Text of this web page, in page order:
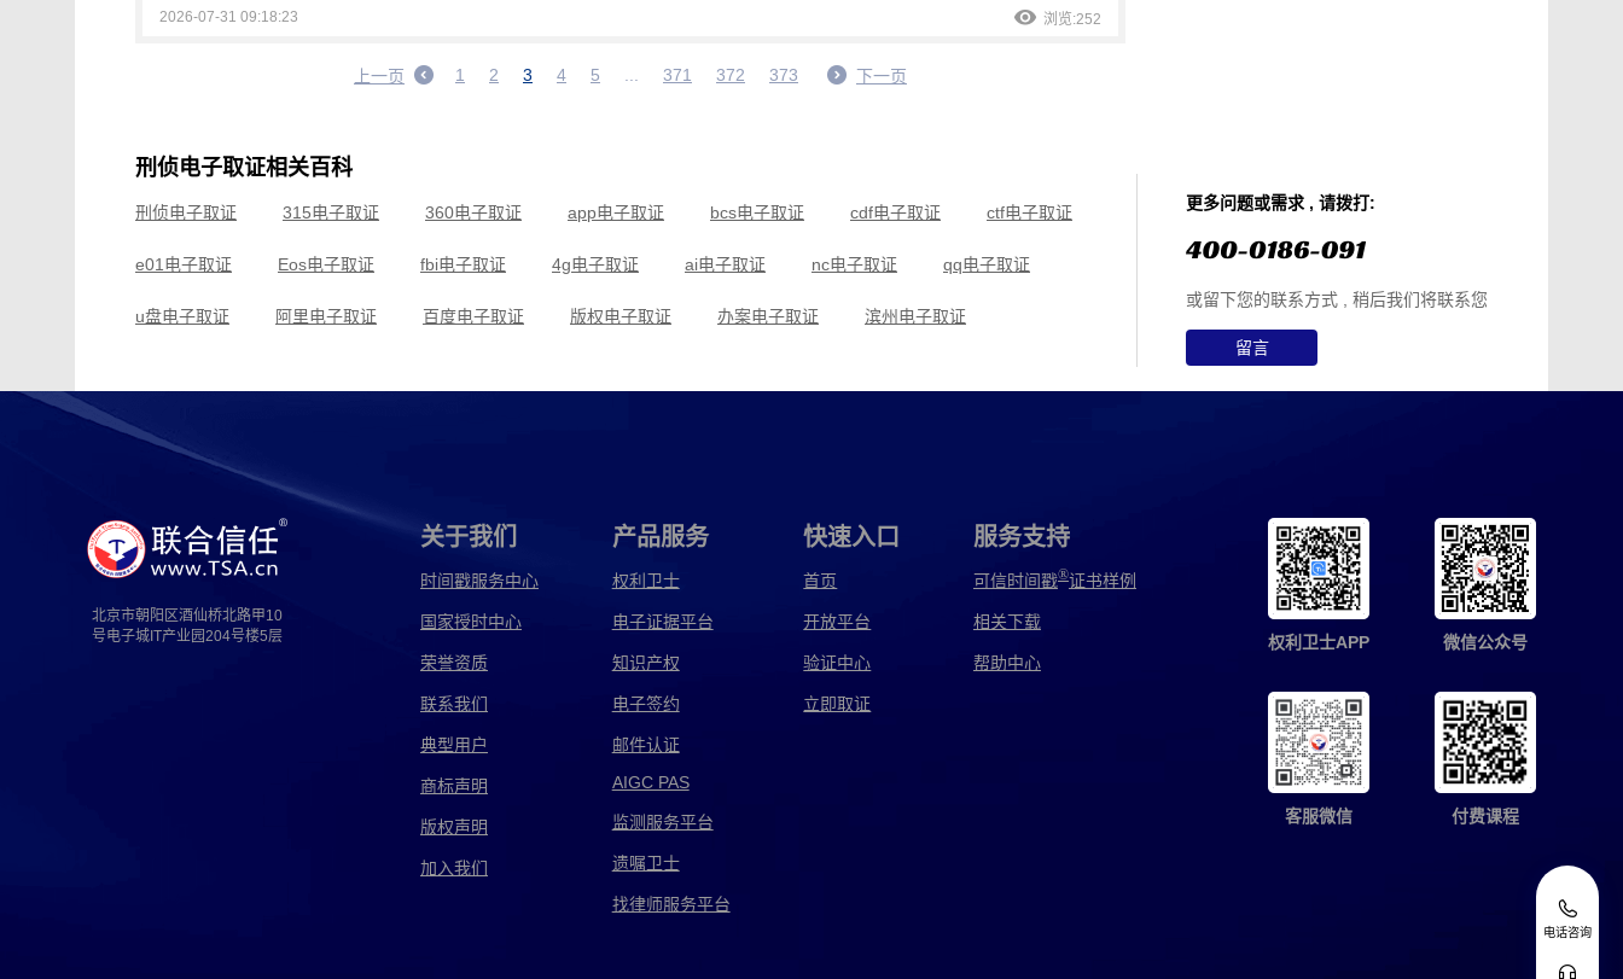
2026-07-31 09:18:23 浏览:252
上一页 1 2 3 4 5 371 372 373 下一页
刑侦电子取证相关百科
刑侦电子取证 315电子取证 360电子取证 app电子取证 bcs电子取证 cdf电子取证 ctf电子取证
e01电子取证 Eos电子取证 fbi电子取证 4g电子取证 ai电子取证 nc电子取证 qq电子取证
u盘电子取证 阿里电子取证 百度电子取证 版权电子取证 办案电子取证 滨州电子取证
福州电子取证
国外电子取证 国信电子取证 海关电子取证 海鑫电子取证 邯郸电子取证 韩国电子取证
杭州电子取证 即时电子取证 嘉琦电子取证 监察电子取证
兼任电子取证 江西电子取证 江阴电子取证 讲解电子取证
猎鹰电子取证 灵猴电子取证
漫音电子取证 美国电子取证
更多问题或需求 , 请拨打:
或留下您的联系方式 , 稍后我们将联系您
留言
北京市朝阳区酒仙桥北路甲10
号电子城IT产业园204号楼5层
关于我们
时间戳服务中心
国家授时中心
荣誉资质
联系我们
典型用户
商标声明
版权声明
加入我们
产品服务
权利卫士
电子证据平台
知识产权
电子签约
邮件认证
AIGC PAS
监测服务平台
遗嘱卫士
找律师服务平台
快速入口
首页
开放平台
验证中心
立即取证
服务支持
可信时间戳®证书样例
相关下载
帮助中心
权利卫士APP 微信公众号
客服微信 付费课程
电话咨询